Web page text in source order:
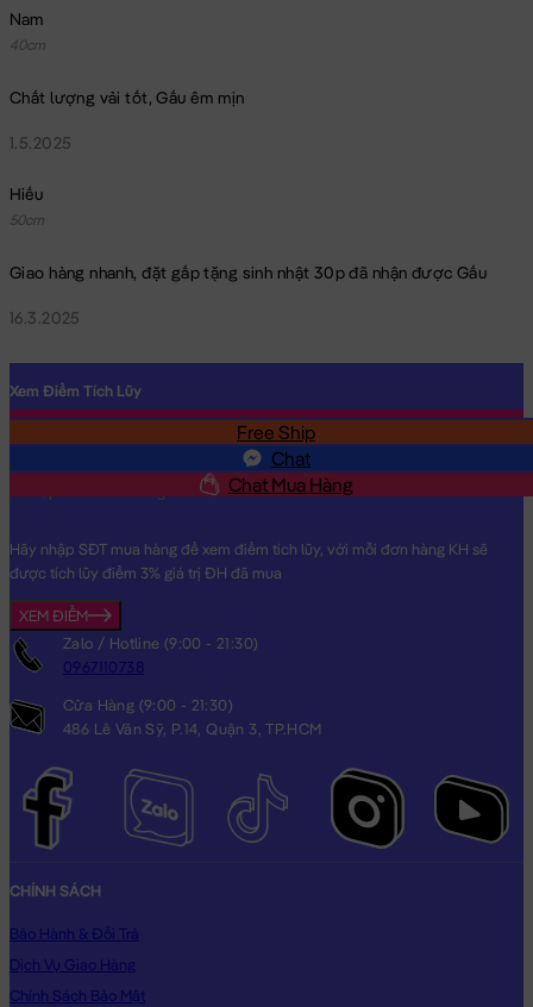
Nam
40cm
Chất lượng vải tốt, Gấu êm mịn
1.5.2025
Hiếu
50cm
Giao hàng nhanh, đặt gấp tặng sinh nhật 30p đã nhận được Gấu
16.3.2025
Free Ship
Chat
Chat Mua Hàng
Xem Điểm Tích Lũy
Hãy nhập SĐT mua hàng để xem điểm tích lũy, với mỗi đơn hàng KH sẽ
được tích lũy điểm 3% giá trị ĐH đã mua
XEM ĐIỂM
Zalo / Hotline (9:00 - 21:30)
0967110738
Cửa Hàng (9:00 - 21:30)
486 Lê Văn Sỹ, P.14, Quận 3, TP.HCM
CHÍNH SÁCH
Bảo Hành & Đổi Trả
Dịch Vụ Giao Hàng
Chính Sách Bảo Mật